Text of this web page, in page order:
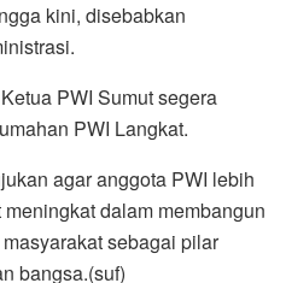
kini, disebabkan
PWI Sumut segera
PWI Langkat.
agar anggota PWI lebih
dalam membangun
sebagai pilar
bangsa.(suf)